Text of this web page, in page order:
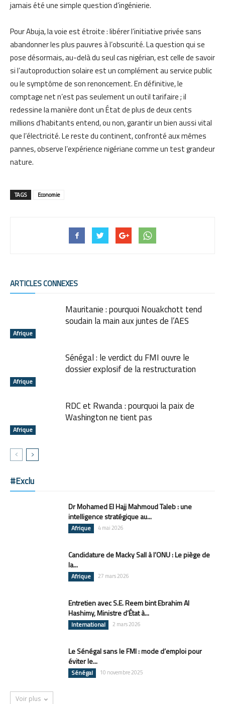
jamais été une simple question d’ingénierie.
Pour Abuja, la voie est étroite : libérer l’initiative privée sans
abandonner les plus pauvres à l’obscurité. La question qui se
pose désormais, au-delà du seul cas nigérian, est celle de savoir
si l’autoproduction solaire est un complément au service public
ou le symptôme de son renoncement. En définitive, le
comptage net n’est pas seulement un outil tarifaire ; il
redessine la manière dont un État de plus de deux cents
millions d’habitants entend, ou non, garantir un bien aussi vital
que l’électricité. Le reste du continent, confronté aux mêmes
pannes, observe l’expérience nigériane comme un test grandeur
nature.
TAGS Economie
ARTICLES CONNEXES
Afrique
Mauritanie : pourquoi Nouakchott tend
soudain la main aux juntes de l’AES
Afrique
Sénégal : le verdict du FMI ouvre le
dossier explosif de la restructuration
Afrique
RDC et Rwanda : pourquoi la paix de
Washington ne tient pas
#Exclu
Dr Mohamed El Hajj Mahmoud Taleb : une
intelligence stratégique au...
Afrique 4 mai 2026
Candidature de Macky Sall à l’ONU : Le piège de
la...
Afrique 27 mars 2026
Entretien avec S.E. Reem bint Ebrahim Al
Hashimy, Ministre d’État à...
International 2 mars 2026
Le Sénégal sans le FMI : mode d’emploi pour
éviter le...
Sénégal 10 novembre 2025
Voir plus